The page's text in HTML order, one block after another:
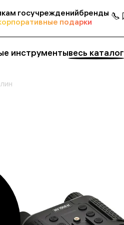
госучрежденийбренды
подарки
инструментывесь каталог